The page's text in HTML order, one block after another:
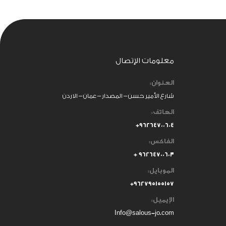
معلومات الإتصال
العنوان:
شارع الأمير حسن – المصدار – عمان – الاردن
الهاتف:
٩٦٢٦٤٧٠٠٦٠٤+
الفاكس:
٩٦٢٦٤٧٠٠٦٠٣ +
الموبايل:
٩٦٢٧٩٥١٥٥١٥٧+
الإيميل:
Info@salous-jo.com